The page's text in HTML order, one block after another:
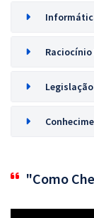
Legislação
"Como